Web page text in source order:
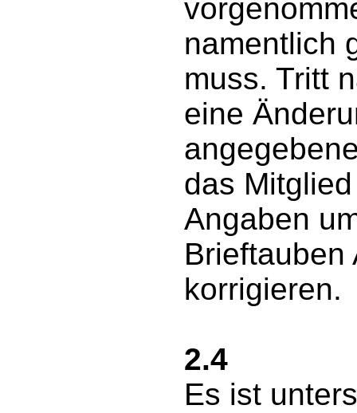
namentlich
muss. Tritt
eine
das
Angaben
Brieftauben
korrigieren.
2.4
Es ist